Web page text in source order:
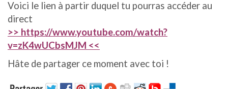
Voici le lien à partir duquel tu pourras accéder au
direct
>> https://www.youtube.com/watch?
v=zK4wUCbsMJM <<
Hâte de partager ce moment avec toi !